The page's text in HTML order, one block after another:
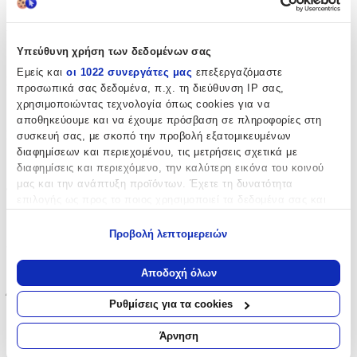
Υπεύθυνη χρήση των δεδομένων σας
Εμείς και οι 1022 συνεργάτες μας επεξεργαζόμαστε
προσωπικά σας δεδομένα, π.χ. τη διεύθυνση IP σας,
χρησιμοποιώντας τεχνολογία όπως cookies για να
αποθηκεύουμε και να έχουμε πρόσβαση σε πληροφορίες στη
συσκευή σας, με σκοπό την προβολή εξατομικευμένων
διαφημίσεων και περιεχομένου, τις μετρήσεις σχετικά με
διαφημίσεις και περιεχόμενο, την καλύτερη εικόνα του κοινού
μας και την ανάπτυξη προϊόντων. Έχετε τη δυνατότητα
Να συλλέξουμε πληροφορίες σχετικά με τη γεωγραφική
σας τοποθεσία, οι οποίες μπορεί να είναι ακριβείς σε
απόσταση μερικών μέτρων
Να αναγνωρίσουμε τη συσκευή σας σαρώνοντας ενεργά
για συγκεκριμένα χαρακτηριστικά (δακτυλικό αποτύπωμα)
Μάθετε περισσότερα σχετικά με τον τρόπο επεξεργασίας των
Προβολή λεπτομερειών
Αποδοχή όλων
Ρυθμίσεις για τα cookies
Άρνηση
Αφρώδες:
Όχι
Βινυλίου
Όχι
Μπορντούρα:
Ναι
Φωσφοριζέ:
Ύψος
30
cm